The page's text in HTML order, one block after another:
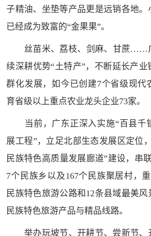
子精油、坐垫等产品更是远销各地。
已经成为致富的“金果果”。
丝苗米、荔枝、剑麻、甘蔗……
续深耕优势“土特产”，不断延长产业
群化发展，如今已创建7个省级现代
育省级以上重点农业龙头企业73家。
当前，广东正深入实施“百县千
展工程”，立足北部生态发展区定位
民族特色高质量发展廊道”建设，串
7个民族乡以及167个民族聚居村，
民族特色旅游公路和12条县域最美
民族特色旅游产品与精品线路。
举办玩坡节、开耕节、尝新节、